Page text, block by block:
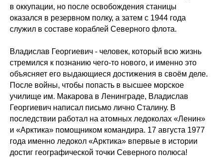
в оккупации, но после освобождения станицы
оказался в резервном полку, а затем с 1944 года
служил в составе кораблей Северного флота.
Владислав Георгиевич - человек, который всю жизнь
стремился к познанию чего-то нового, и именно это
объясняет его выдающиеся достижения в своём деле.
После войны, чтобы попасть в высшее морское
училище им. Макарова в Ленинграде, Владислав
Георгиевич написал письмо лично Сталину. В
последствии работал на атомных ледоколах «Ленин»
и «Арктика» помощником командира. 17 августа 1977
года именно ледокол «Арктика» впервые в истории
достиг географической точки Северного полюса!